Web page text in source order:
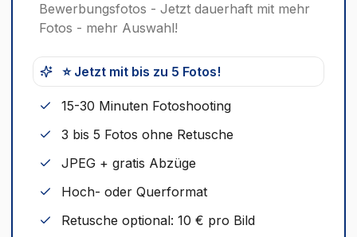
Bewerbungsfotos - Jetzt dauerhaft mit mehr
Fotos - mehr Auswahl!
⭐ Jetzt mit bis zu 5 Fotos!
15-30 Minuten Fotoshooting
3 bis 5 Fotos ohne Retusche
JPEG + gratis Abzüge
Hoch- oder Querformat
Retusche optional: 10 € pro Bild